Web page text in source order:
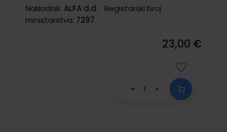
Nakladnik: ALFA d.d.
Registarski broj
ministarstva: 7297
23,00 €